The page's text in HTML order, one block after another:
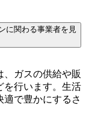
に関わる事業者を見
、ガスの供給や販
を行います。生活
で豊かにするさ